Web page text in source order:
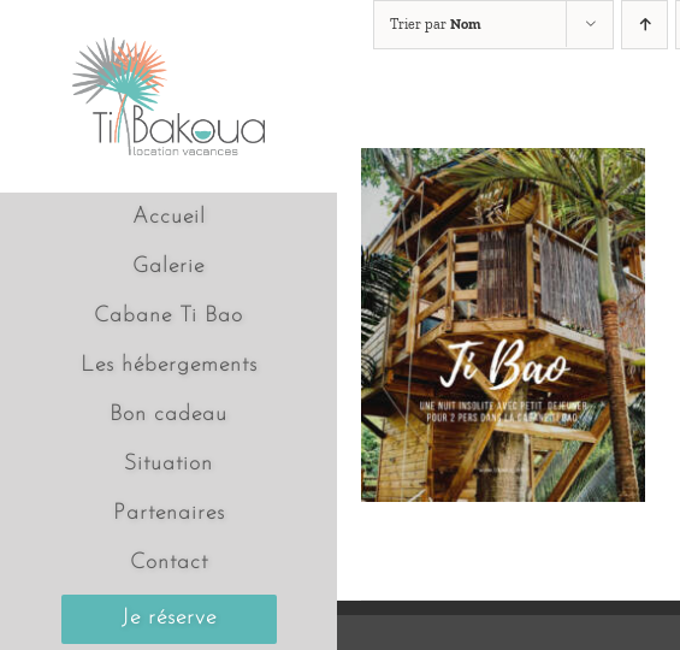
Accueil
Galerie
Cabane Ti Bao
Les hébergements
Bon cadeau
Situation
Partenaires
Contact
Je réserve
Trier par Nom